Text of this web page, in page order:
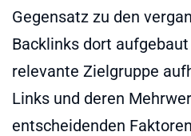
Gegensatz zu den
Backlinks dort
relevante Zielgruppe
Links und deren
entscheidenden